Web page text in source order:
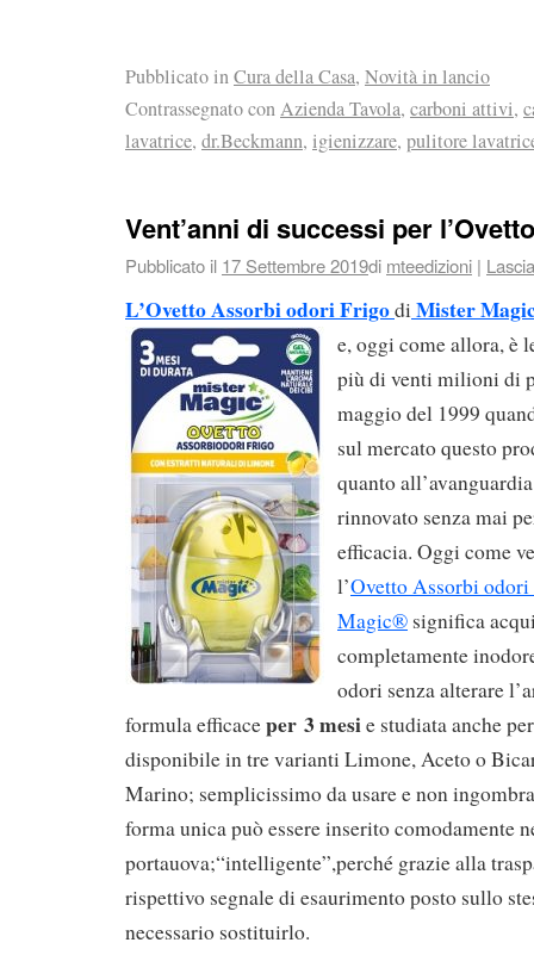
Pubblicato inCura della Casa, Novità in lancio
Contrassegnato conAzienda Tavola, carboni attivi,
lavatrice, dr.Beckmann, igienizzare, pulitore
Vent’anni di successi per
Pubblicato il 17 Settembre 2019di mteedizioni |
L’Ovetto Assorbi odori Frigodi Mister
e, oggi come allora, è
più di venti milioni di
maggio del 1999
sul mercato questo
quanto
rinnovato senza mai
efficacia. Oggi come
l’Ovetto Assorbi
Magic® significa
completamente
odori senza alterare
formula efficaceper 3 mesie studiata anche
disponibile in tre varianti Limone, Aceto o
Marino; semplicissimo da usare e non
forma unica può essere inserito comodamente
portauova;“intelligente”,perché grazie alla
rispettivo segnale di esaurimento posto sullo
necessario sostituirlo.